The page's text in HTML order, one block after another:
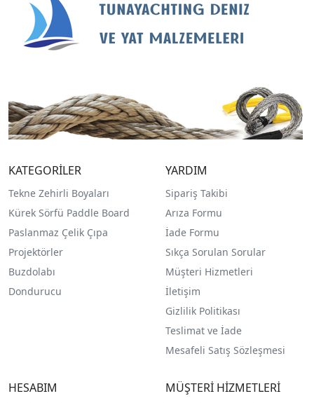
KATEGORİLER
Tekne Zehirli Boyaları
Kürek Sörfü Paddle Board
Paslanmaz Çelik Çıpa
Projektörler
Buzdolabı
Dondurucu
YARDIM
Sipariş Takibi
Arıza Formu
İade Formu
Sıkça Sorulan Sorular
Müşteri Hizmetleri
İletişim
Gizlilik Politikası
Teslimat ve İade
Mesafeli Satış Sözleşmesi
HESABIM MÜŞTERİ HİZMETLERİ